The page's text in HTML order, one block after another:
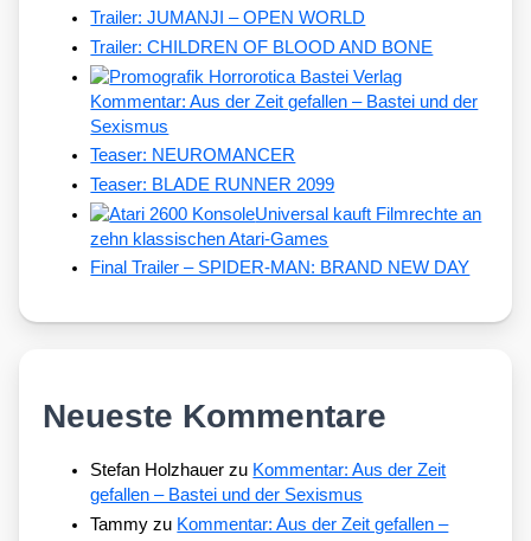
Trailer: JUMANJI – OPEN WORLD
Trailer: CHILDREN OF BLOOD AND BONE
Kommentar: Aus der Zeit gefallen – Bastei und der
Sexismus
Teaser: NEUROMANCER
Teaser: BLADE RUNNER 2099
Universal kauft Filmrechte an
zehn klassischen Atari-Games
Final Trailer – SPIDER-MAN: BRAND NEW DAY
Neueste Kommentare
Stefan Holzhauer zu Kommentar: Aus der Zeit
gefallen – Bastei und der Sexismus
Tammy zu Kommentar: Aus der Zeit gefallen –